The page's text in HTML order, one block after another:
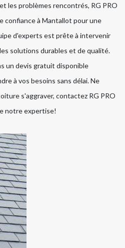
les problèmes rencontrés, RG PRO
confiance à Mantallot pour une
d'experts est prête à intervenir
solutions durables et de qualité.
un devis gratuit disponible
à vos besoins sans délai. Ne
s'aggraver, contactez RG PRO
notre expertise!